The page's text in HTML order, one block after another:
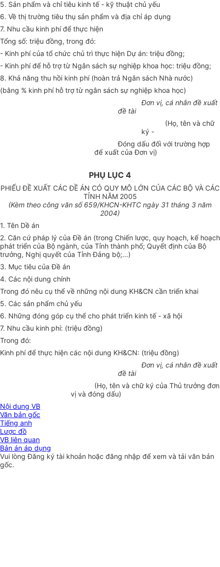
5. Sản phẩm và chỉ tiêu kinh tế - kỹ thuật chủ yếu
6. Về thị trường tiêu thụ sản phẩm và địa chỉ áp dụng
7. Nhu cầu kinh phí để thực hiện
Tổng số: triệu đồng, trong đó:
- Kinh phí của tổ chức chủ trì thực hiện Dự án: triệu đồng;
- Kinh phí để hỗ trợ từ Ngân sách sự nghiệp khoa học: triệu đồng;
8. Khả năng thu hồi kinh phí (hoàn trả Ngân sách Nhà nước)
(bằng % kinh phí hỗ trợ từ ngân sách sự nghiệp khoa học)
Đơn vị, cá nhân đề xuất
đề tài
(Họ, tên và chữ
ký -
Đóng dấu đối với trường hợp
để xuất của Đơn vị)
PHỤ LỤC 4
PHIẾU ĐỀ XUẤT CÁC ĐỀ ÁN CÓ QUY MÔ LỚN CỦA CÁC BỘ VÀ CÁC
TỈNH NĂM 2005
(Kèm theo công văn số 659/KHCN-KHTC ngày 31 tháng 3 năm
2004)
1. Tên Dề án
2. Căn cứ pháp lý của Đề án (trong Chiến lược, quy hoạch, kế hoạch
phát triển của Bộ ngành, của Tỉnh thành phố; Quyết định của Bộ
trưởng, Nghị quyết của Tỉnh Đảng bộ;...)
3. Mục tiêu của Đề án
4. Các nội dung chính
Trong đó nêu cụ thể về những nội dung KH&CN cần triển khai
5. Các sản phẩm chủ yếu
6. Những đóng góp cụ thể cho phát triển kinh tế - xã hội
7. Nhu cầu kinh phí: (triệu đồng)
Trong đó:
Kinh phí để thực hiện các nội dung KH&CN: (triệu đồng)
Đơn vị, cá nhân đề xuất
đề tài
(Họ, tên và chữ ký của Thủ trưởng đơn
vị và đóng dấu)
Nội dung VB
Văn bản gốc
Tiếng anh
Lược đồ
VB liên quan
Bản án áp dụng
Vui lòngĐăng ký tài khoản hoặc đăng nhập để xem và tải văn bản
gốc.